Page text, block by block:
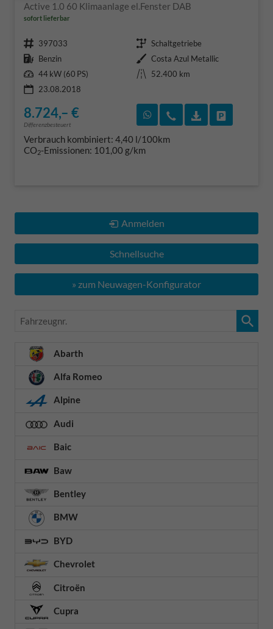
Active 1.0 60 Klimaanlage el.Fenster DAB
sofort lieferbar
Fahrzeugnr. 397033 Getriebe Schaltgetriebe
Kraftstoff Benzin Außenfarbe Costa Azul Metallic
Leistung 44 kW (60 PS) Kilometerstand
52.400 km
23.08.2018
8.724,– €
Differenzbesteuert
Rückruf vereinbaren
Wir rufen Sie an
Verbrauch kombiniert: 4,40 l/100km
CO2-Emissionen: 101,00 g/km
Anmelden
Schnellsuche
» zum Neuwagen-Konfigurator
Fahrzeugnr.
Abarth
Alfa Romeo
Alpine
Audi
Baic
Baw
Bentley
BMW
BYD
Chevrolet
Citroën
Cupra